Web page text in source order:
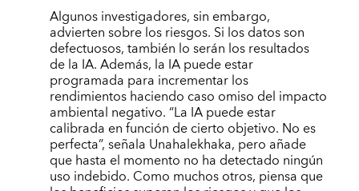
Algunos investigadores, sin embargo,
advierten sobre los riesgos. Si los datos son
defectuosos, también lo serán los resultados
de la IA. Además, la IA puede estar
programada para incrementar los
rendimientos haciendo caso omiso del impacto
ambiental negativo. “La IA puede estar
calibrada en función de cierto objetivo. No es
perfecta”, señala Unahalekhaka, pero añade
que hasta el momento no ha detectado ningún
uso indebido. Como muchos otros, piensa que